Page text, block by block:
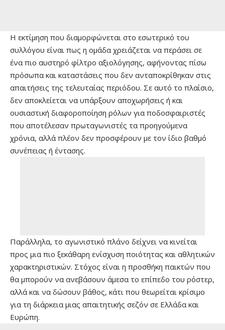
Η εκτίμηση που διαμορφώνεται στο εσωτερικό του
συλλόγου είναι πως η ομάδα χρειάζεται να περάσει σε
ένα πιο αυστηρό φίλτρο αξιολόγησης, αφήνοντας πίσω
πρόσωπα και καταστάσεις που δεν ανταποκρίθηκαν στις
απαιτήσεις της τελευταίας περιόδου. Σε αυτό το πλαίσιο,
δεν αποκλείεται να υπάρξουν αποχωρήσεις ή και
ουσιαστική διαφοροποίηση ρόλων για ποδοσφαιριστές
που αποτέλεσαν πρωταγωνιστές τα προηγούμενα
χρόνια, αλλά πλέον δεν προσφέρουν με τον ίδιο βαθμό
συνέπειας ή έντασης.
Παράλληλα, το αγωνιστικό πλάνο δείχνει να κινείται
προς μια πιο ξεκάθαρη ενίσχυση ποιότητας και αθλητικών
χαρακτηριστικών. Στόχος είναι η προσθήκη παικτών που
θα μπορούν να ανεβάσουν άμεσα το επίπεδο του ρόστερ,
αλλά και να δώσουν βάθος, κάτι που θεωρείται κρίσιμο
για τη διάρκεια μιας απαιτητικής σεζόν σε Ελλάδα και
Ευρώπη.